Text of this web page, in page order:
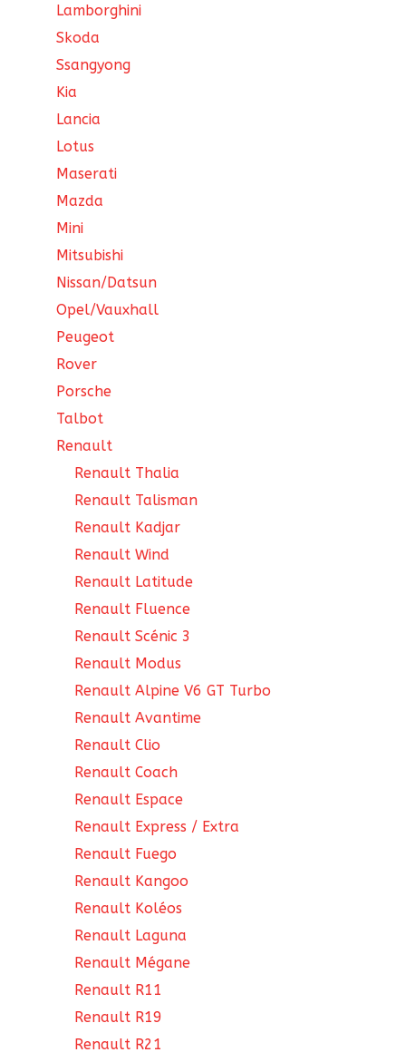
Lamborghini
Skoda
Ssangyong
Kia
Lancia
Lotus
Maserati
Mazda
Mini
Mitsubishi
Nissan/Datsun
Opel/Vauxhall
Peugeot
Rover
Porsche
Talbot
Renault
Renault Thalia
Renault Talisman
Renault Kadjar
Renault Wind
Renault Latitude
Renault Fluence
Renault Scénic 3
Renault Modus
Renault Alpine V6 GT Turbo
Renault Avantime
Renault Clio
Renault Coach
Renault Espace
Renault Express / Extra
Renault Fuego
Renault Kangoo
Renault Koléos
Renault Laguna
Renault Mégane
Renault R11
Renault R19
Renault R21